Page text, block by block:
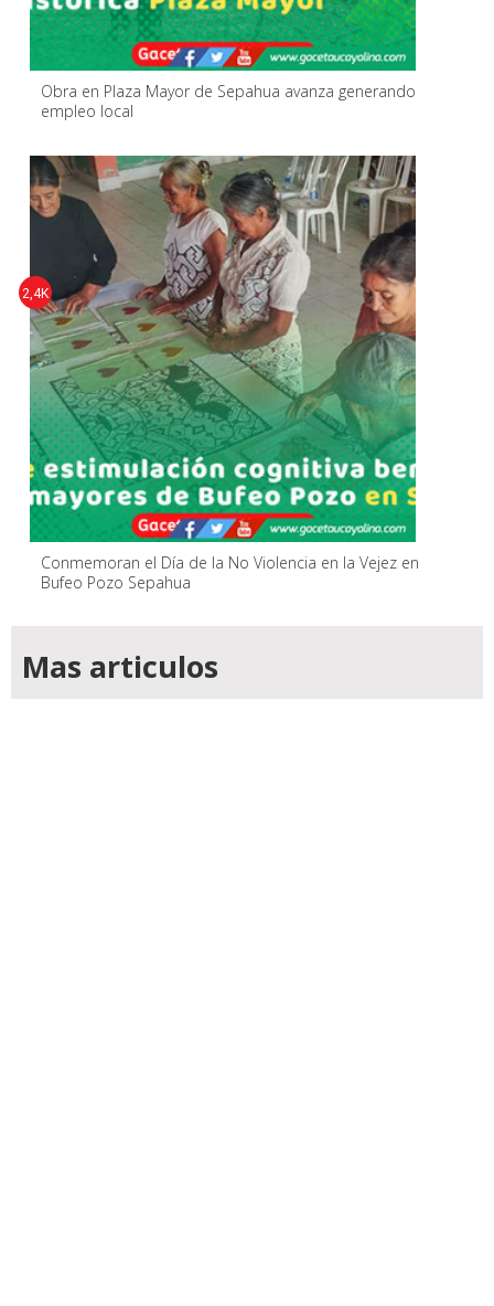
Obra en Plaza Mayor de Sepahua avanza generando
empleo local
Conmemoran el Día de la No Violencia en la Vejez en
Bufeo Pozo Sepahua
2,4K
Mas articulos